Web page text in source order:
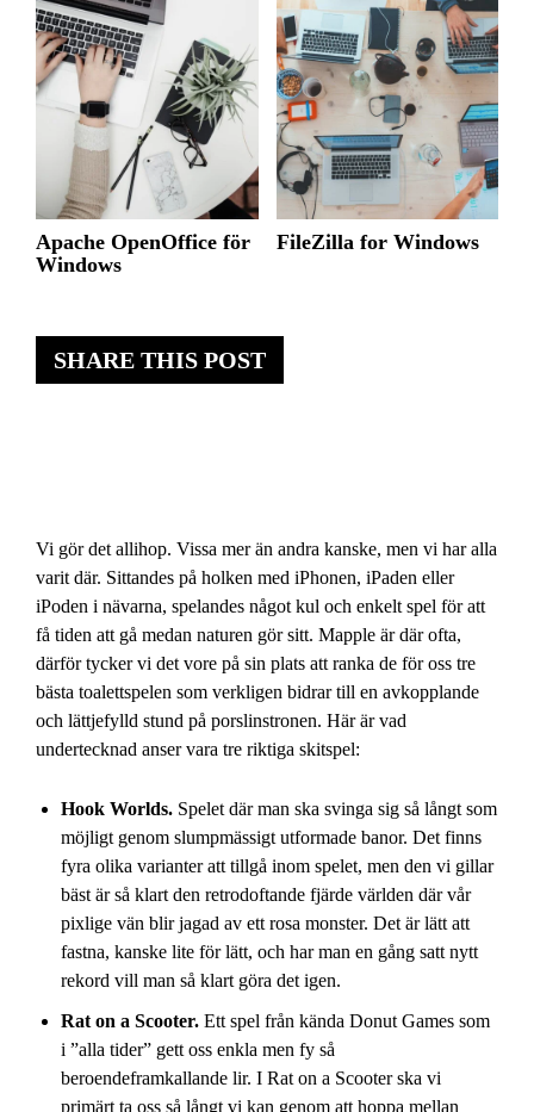
SHARE THIS POST
Vi gör det allihop. Vissa mer än andra kanske, men vi har alla
varit där. Sittandes på holken med iPhonen, iPaden eller
iPoden i nävarna, spelandes något kul och enkelt spel för att
få tiden att gå medan naturen gör sitt. Mapple är där ofta,
därför tycker vi det vore på sin plats att ranka de för oss tre
bästa toalettspelen som verkligen bidrar till en avkopplande
och lättjefylld stund på porslinstronen. Här är vad
undertecknad anser vara tre riktiga skitspel:
Hook Worlds. Spelet där man ska svinga sig så långt som
möjligt genom slumpmässigt utformade banor. Det finns
fyra olika varianter att tillgå inom spelet, men den vi gillar
bäst är så klart den retrodoftande fjärde världen där vår
pixlige vän blir jagad av ett rosa monster. Det är lätt att
fastna, kanske lite för lätt, och har man en gång satt nytt
rekord vill man så klart göra det igen.
Rat on a Scooter. Ett spel från kända Donut Games som
i ”alla tider” gett oss enkla men fy så
beroendeframkallande lir. I Rat on a Scooter ska vi
primärt ta oss så långt vi kan genom att hoppa mellan
Apache OpenOffice för
Windows
FileZilla for Windows